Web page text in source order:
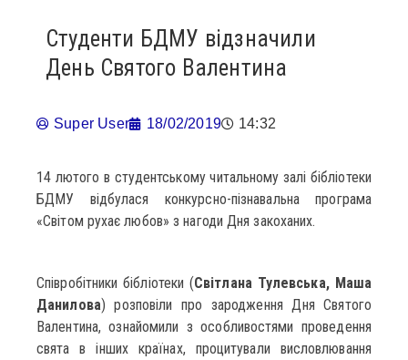
Студенти БДМУ відзначили
День Святого Валентина
Super User 18/02/2019 14:32
14 лютого в студентському читальному залі бібліотеки
БДМУ відбулася конкурсно-пізнавальна програма
«Світом рухає любов» з нагоди Дня закоханих.
Співробітники бібліотеки (Світлана Тулевська, Маша
Данилова) розповіли про зародження Дня Святого
Валентина, ознайомили з особливостями проведення
свята в інших країнах, процитували висловлювання